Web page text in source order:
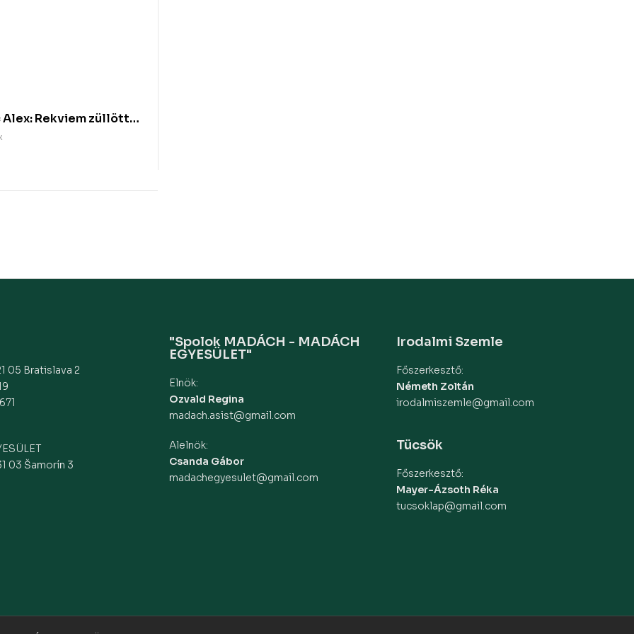
Rekviem züllött
05 Bratislava 2
03 Šamorín 3
"Spolok MADÁCH - MADÁCH
EGYESÜLET"
Elnök:
Ozvald Regina
madach.asist@gmail.com
Alelnök:
Csanda Gábor
madachegyesulet@gmail.com
Irodalmi Szemle
Főszerkesztő:
Németh Zoltán
irodalmiszemle@gmail.com
Tücsök
Főszerkesztő:
Mayer-Ázsoth Réka
tucsoklap@gmail.com